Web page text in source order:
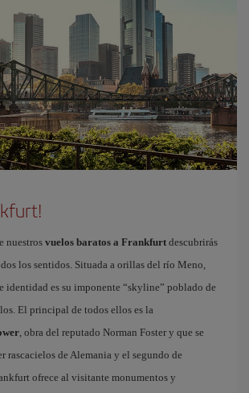
nuestrosvuelos baratos a Frankfurt descubrirás
los sentidos. Situada a orillas del río Meno,
identidad es su imponente “skyline” poblado de
El principal de todos ellos es la
, obra del reputado Norman Foster y que se
rascacielos de Alemania y el segundo de
ofrece al visitante monumentos y